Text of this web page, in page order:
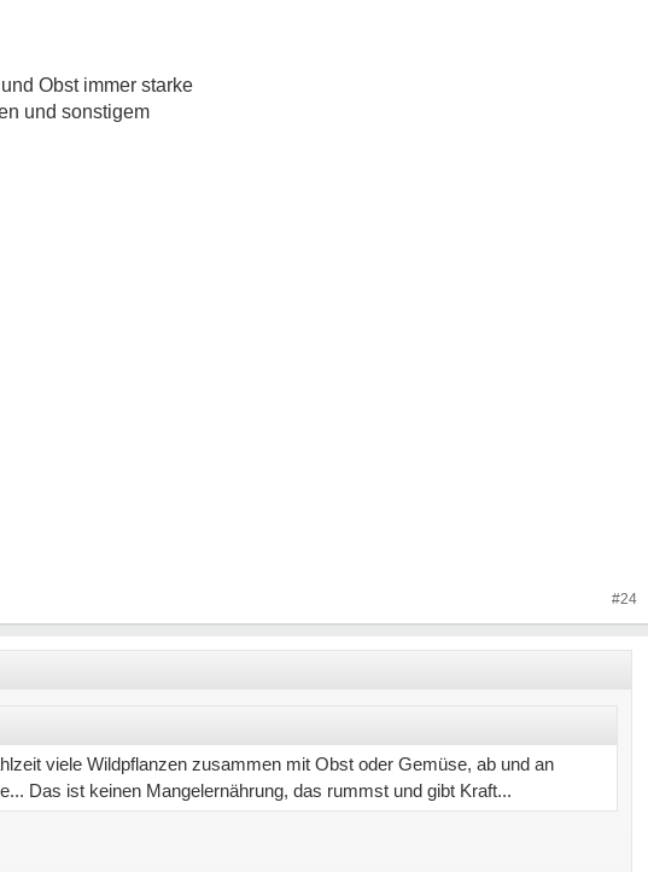
Obst immer starke
und sonstigem
#24
viele Wildpflanzen zusammen mit Obst oder Gemüse, ab und an
Das ist keinen Mangelernährung, das rummst und gibt Kraft...